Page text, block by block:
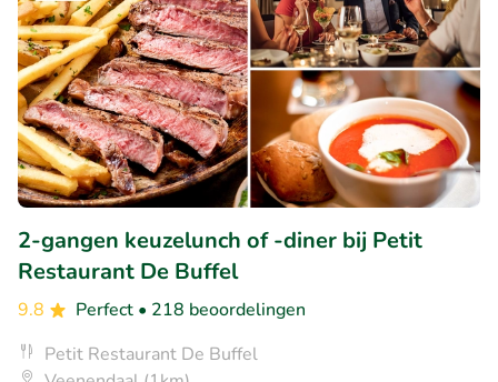
2-gangen keuzelunch of -diner bij Petit
Restaurant De Buffel
9.8 Perfect • 218 beoordelingen
Petit Restaurant De Buffel